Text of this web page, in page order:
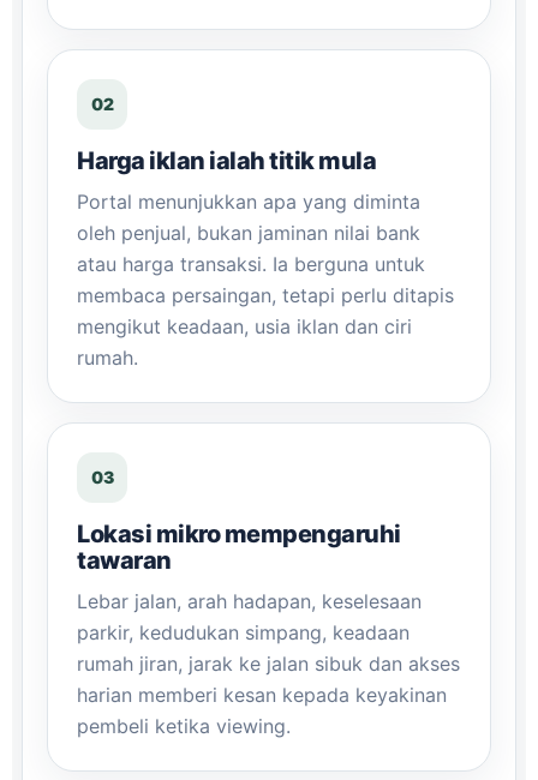
02
Harga iklan ialah titik mula
Portal menunjukkan apa yang diminta
oleh penjual, bukan jaminan nilai bank
atau harga transaksi. Ia berguna untuk
membaca persaingan, tetapi perlu ditapis
mengikut keadaan, usia iklan dan ciri
rumah.
03
Lokasi mikro mempengaruhi
tawaran
Lebar jalan, arah hadapan, keselesaan
parkir, kedudukan simpang, keadaan
rumah jiran, jarak ke jalan sibuk dan akses
harian memberi kesan kepada keyakinan
pembeli ketika viewing.